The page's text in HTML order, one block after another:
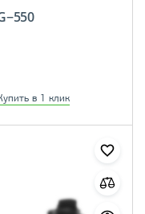
в 1 клик